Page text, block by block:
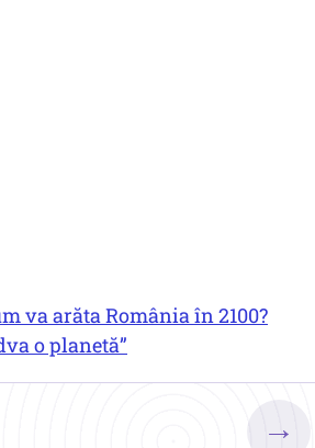
va arăta România în 2100?
o planetă”
→